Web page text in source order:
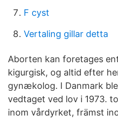
F cyst
Vertaling gillar detta
Aborten kan foretages
kigurgisk, og altid efter
gynækolog. I Danmark
vedtaget ved lov i 1973.
inom vårdyrket, främst